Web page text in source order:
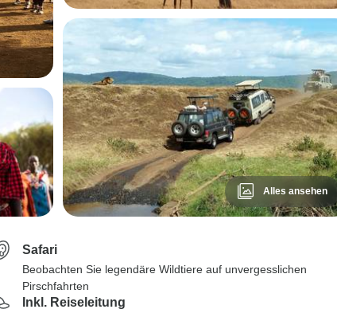
Alles ansehen
Safari
Beobachten Sie legendäre Wildtiere auf unvergesslichen
Pirschfahrten
Inkl. Reiseleitung